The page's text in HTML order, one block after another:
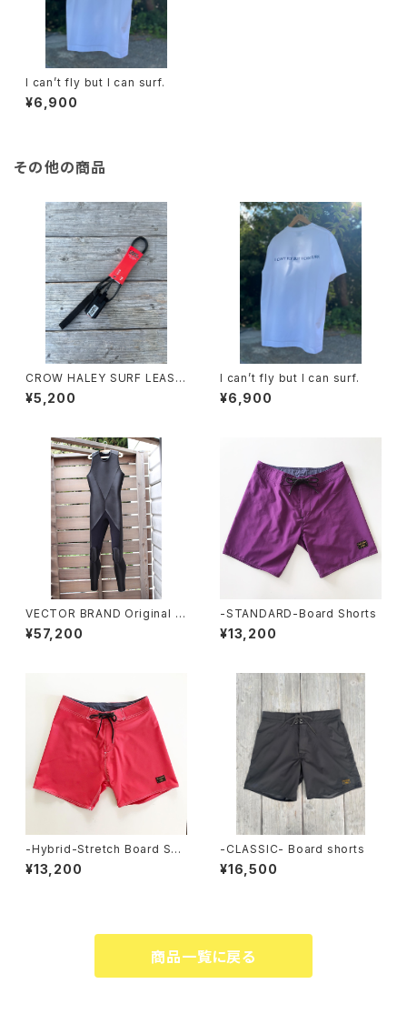
I can’t fly but I can surf.
¥6,900
その他の商品
CROW HALEY SURF LEASH
ES 7”
¥5,200
I can’t fly but I can surf.
¥6,900
VECTOR BRAND Original W
etSuits
¥57,200
-STANDARD-Board Shorts
¥13,200
-Hybrid-Stretch Board Sho
rts
¥13,200
-CLASSIC- Board shorts
¥16,500
商品一覧に戻る